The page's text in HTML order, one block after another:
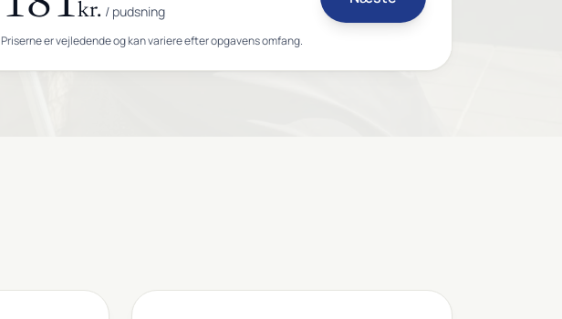
kr. / pudsning
Priserne er vejledende og kan variere efter opgavens omfang.